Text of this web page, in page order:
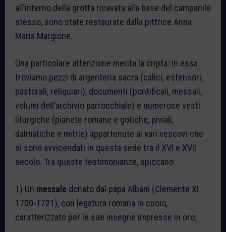
all’interno della grotta ricavata alla base del campanile
stesso, sono state restaurate dalla pittrice Anna
Maria Margione.
Una particolare attenzione merita la cripta: in essa
troviamo pezzi di argenteria sacra (calici, estensori,
pastorali, reliquiari), documenti (pontificali, messali,
volumi dell’archivio parrocchiale) e numerose vesti
liturgiche (pianete romane e gotiche, piviali,
dalmatiche e mitrie) appartenute ai vari vescovi che
si sono avvicendati in questa sede tra il XVI e XVII
secolo. Tra queste testimonianze, spiccano:
1) Un messale donato dal papa Albani (Clemente XI
1700-1721), con legatura romana in cuoio,
caratterizzato per le sue insegne impresse in oro;